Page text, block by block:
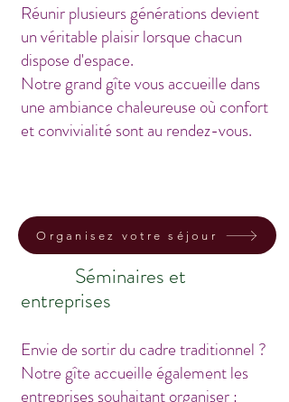
Réunir plusieurs générations devient
un véritable plaisir lorsque chacun
dispose d'espace.
Notre grand gîte vous accueille dans
une ambiance chaleureuse où confort
et convivialité sont au rendez-vous.
Séminaires et
entreprises
Envie de sortir du cadre traditionnel ?
Notre gîte accueille également les
entreprises souhaitant organiser :
Organisez votre séjour